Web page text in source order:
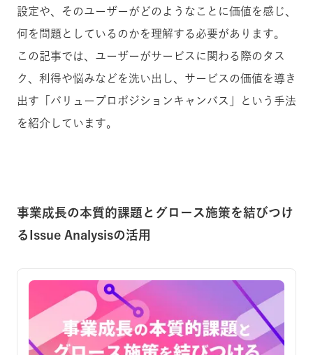
設定や、そのユーザーがどのようなことに価値を感じ、
何を問題としているのかを理解する必要があります。
この記事では、ユーザーがサービスに関わる際のタス
ク、利得や悩みなどを洗い出し、サービスの価値を導き
出す「バリュープロポジションキャンバス」という手法
を紹介しています。
事業成長の本質的課題とグロース施策を結びつけ
るIssue Analysisの活用